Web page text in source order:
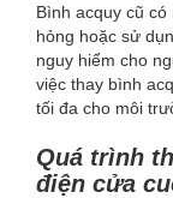
Bình acquy cũ
hỏng hoặc sử
nguy hiểm cho
việc thay bình
tối đa cho môi
Quá trình
điện cửa